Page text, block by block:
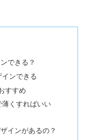
できる？
ンできる
すすめ
くすればいい
インがあるの？